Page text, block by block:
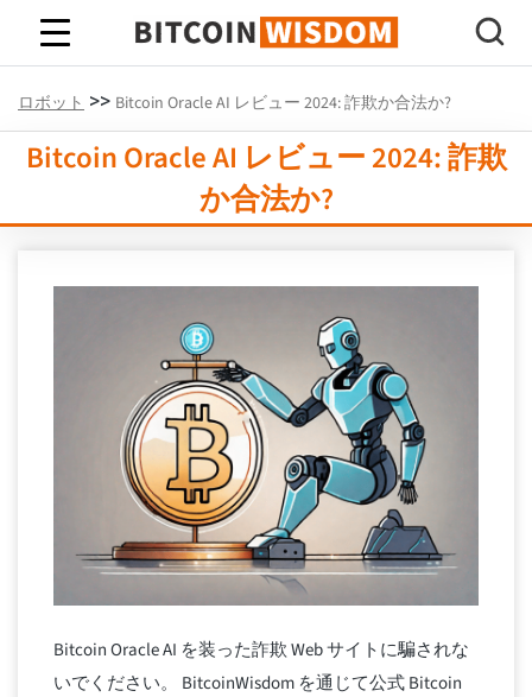
ビットコインの知恵
ロボット >> Bitcoin Oracle AI レビュー 2024: 詐欺か合法か?
Bitcoin Oracle AI レビュー 2024: 詐欺
か合法か?
Bitcoin Oracle AI を装った詐欺 Web サイトに騙されな
いでください。 BitcoinWisdom を通じて公式 Bitcoin